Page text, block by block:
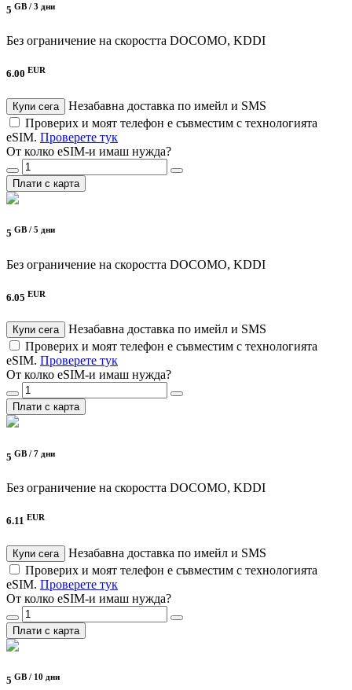
5 GB / 3 дни
Без ограничение на скоростта DOCOMO, KDDI
6.00 EUR
Купи сега
Незабавна доставка по имейл и SMS
Проверих и моят телефон е съвместим с технологията
eSIM. Проверете тук
От колко eSIM-и имаш нужда?
Плати с карта
5 GB / 5 дни
Без ограничение на скоростта DOCOMO, KDDI
6.05 EUR
Купи сега
Незабавна доставка по имейл и SMS
Проверих и моят телефон е съвместим с технологията
eSIM. Проверете тук
От колко eSIM-и имаш нужда?
Плати с карта
5 GB / 7 дни
Без ограничение на скоростта DOCOMO, KDDI
6.11 EUR
Купи сега
Незабавна доставка по имейл и SMS
Проверих и моят телефон е съвместим с технологията
eSIM. Проверете тук
От колко eSIM-и имаш нужда?
Плати с карта
5 GB / 10 дни